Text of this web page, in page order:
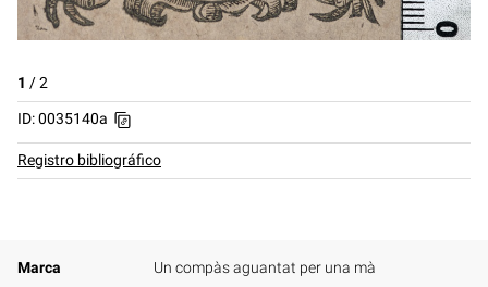
1 /2
ID: 0035140a
Registro bibliográfico
Marca
Un compàs aguantat per una mà